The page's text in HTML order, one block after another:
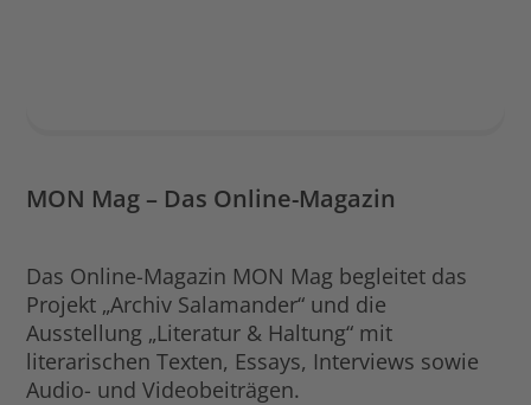
MON Mag – Das Online-Magazin
Das Online-Magazin MON Mag begleitet das
Projekt „Archiv Salamander“ und die
Ausstellung „Literatur & Haltung“ mit
literarischen Texten, Essays, Interviews sowie
Audio- und Videobeiträgen.